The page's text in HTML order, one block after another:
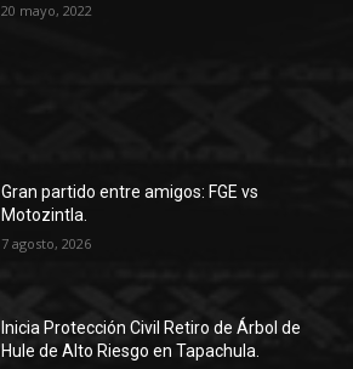
20 mayo, 2022
Gran partido entre amigos: FGE vs
Motozintla.
7 agosto, 2026
Inicia Protección Civil Retiro de Árbol de
Hule de Alto Riesgo en Tapachula.